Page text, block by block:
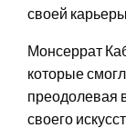
своей
Монсеррат
которые
преодолевая
своего